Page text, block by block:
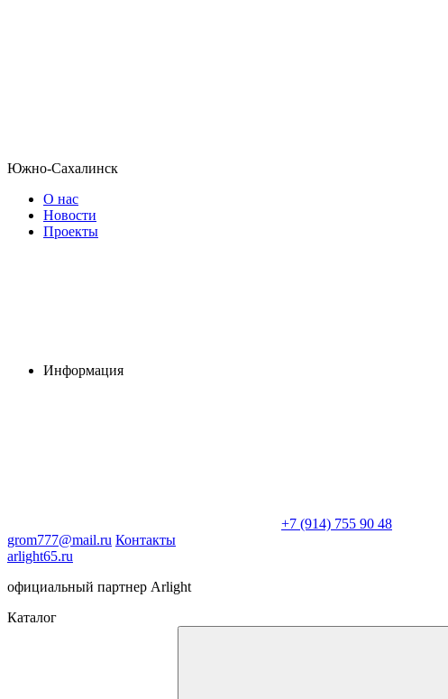
Южно-Сахалинск
О нас
Новости
Проекты
Информация
+7 (914) 755 90 48
grom777@mail.ru Контакты
arlight65.ru
официальный партнер Arlight
Каталог